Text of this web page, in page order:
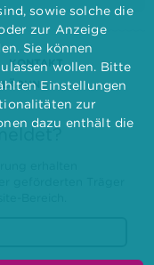
KONTAKT
geförderten Träger
sowie solche die
zur Anzeige
Sie können
wollen. Bitte
Einstellungen
zur
dazu enthält die